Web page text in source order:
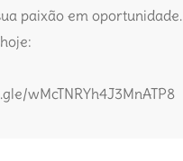
paixão em oportunidade.
wMcTNRYh4J3MnATP8